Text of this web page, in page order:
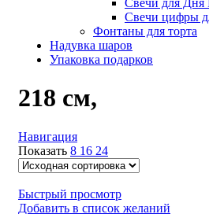
Свечи цифры
Фонтаны для торта
Надувка шаров
Упаковка подарков
218 см,
Навигация
Показать 8 16 24
Быстрый просмотр
Добавить в список желаний